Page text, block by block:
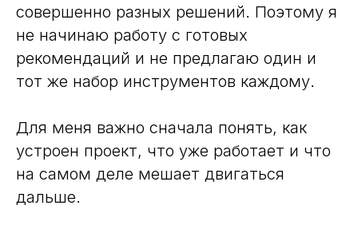
совершенно разных решений. Поэтому я
не начинаю работу с готовых
рекомендаций и не предлагаю один и
тот же набор инструментов каждому.
Для меня важно сначала понять, как
устроен проект, что уже работает и что
на самом деле мешает двигаться
дальше.